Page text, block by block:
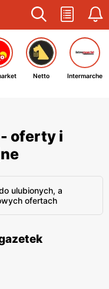
Netto Intermarche
oferty i
ulubionych, a
ofertach